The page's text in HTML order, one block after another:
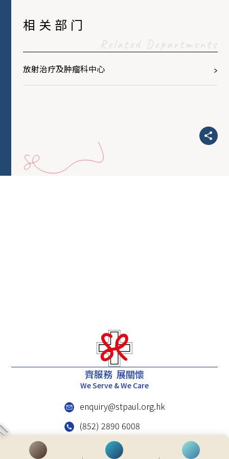
相关部门
Related Departments
放射治疗及肿瘤科中心
齊服務 展關懷
We Serve & We Care
enquiry@stpaul.org.hk
(852) 2890 6008
香港铜锣湾东院道2号